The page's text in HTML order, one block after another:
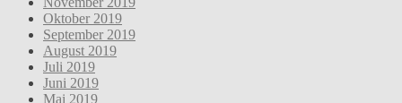
Oktober 2019
September 2019
August 2019
Juli 2019
Juni 2019
Mai 2019